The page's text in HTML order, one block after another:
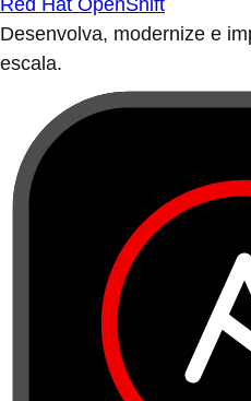
Red Hat OpenShift
Desenvolva, modernize e
escala.